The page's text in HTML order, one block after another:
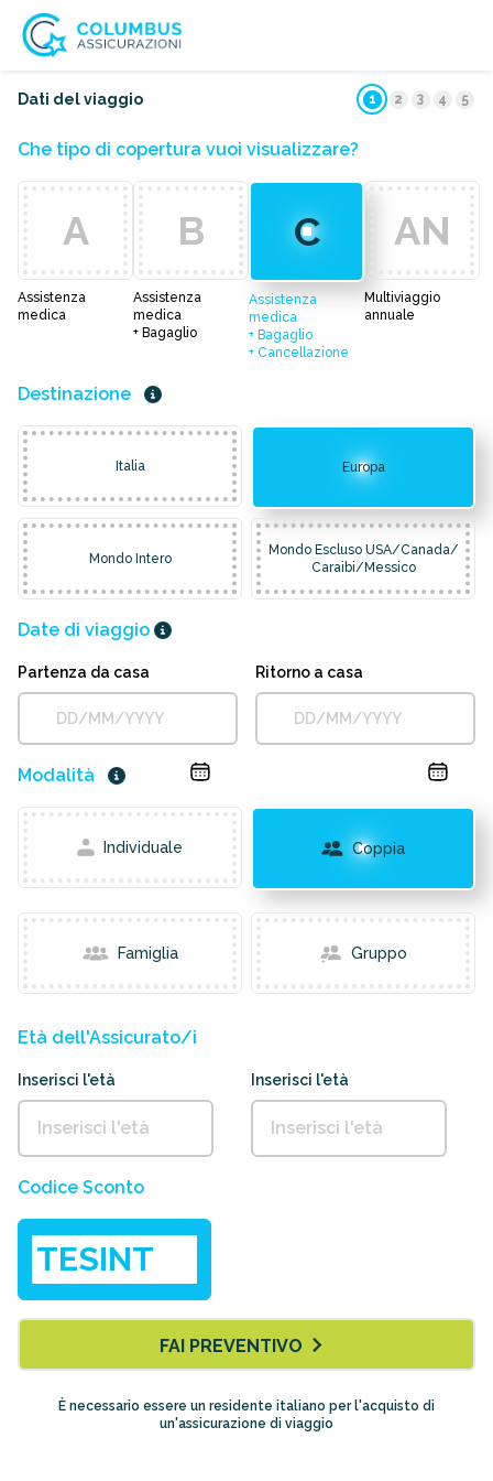
Dati del viaggio 1 2 3 4 5
Che tipo di copertura vuoi visualizzare?
A
Assistenza
medica
B
Assistenza
medica
+ Bagaglio
C
Assistenza
medica
+ Bagaglio
+ Cancellazione
AN
Multiviaggio
annuale
Destinazione
Italia Europa
Mondo Intero
Mondo Escluso USA/Canada/
Caraibi/Messico
Date di viaggio
Partenza da casa Ritorno a casa
Modalità
Individuale Coppia
Famiglia Gruppo
Età dell'Assicurato/i
Inserisci l'età Inserisci l'età
Codice Sconto
FAI PREVENTIVO
È necessario essere un residente italiano per l'acquisto di
un'assicurazione di viaggio